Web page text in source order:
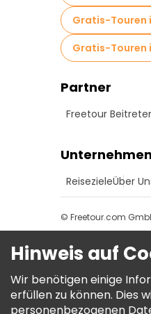
Gratis-Touren
Gratis-Touren
Partner
Freetour
Unternehmen
ReisezieleÜber
© Freetour.com
Hinweis auf
Wir benötigen einige
erfüllen zu können. Dies
personenbezogenen